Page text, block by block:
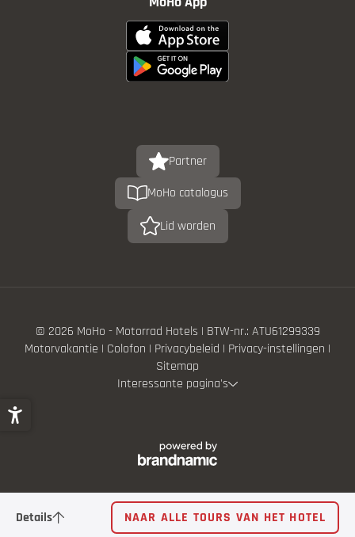
Pinzger 18 - Brandenberg Gnadenwald Hochfügen
Details NAAR ALLE TOURS VAN HET HOTEL
Partner
MoHo catalogus
Lid worden
© 2026 MoHo - Motorrad Hotels | BTW-nr.: ATU61299339
Motorvakantie | Colofon | Privacybeleid | Privacy-instellingen |
Sitemap
Interessante pagina's